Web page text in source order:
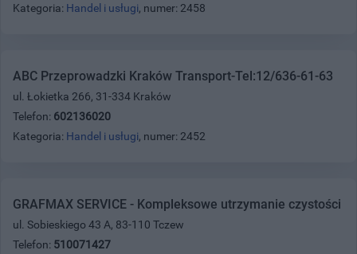
Kategoria: Handel i usługi, numer: 2458
ABC Przeprowadzki Kraków Transport-Tel:12/636-61-63
ul. Łokietka 266, 31-334 Kraków
Telefon: 602136020
Kategoria: Handel i usługi, numer: 2452
GRAFMAX SERVICE - Kompleksowe utrzymanie czystości
ul. Sobieskiego 43 A, 83-110 Tczew
Telefon: 510071427